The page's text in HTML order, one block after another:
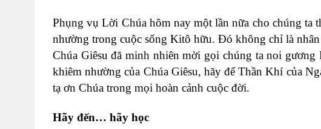
Phụng vụ Lời Chúa hôm nay một lần nữa cho chúng ta
nhường trong cuộc sống Kitô hữu. Đó không chỉ là
Chúa Giêsu đã minh nhiên mời gọi chúng ta noi
khiêm nhường của Chúa Giêsu, hãy để Thần Khí của
tạ ơn Chúa trong mọi hoàn cảnh cuộc đời.
Hãy đến… hãy học